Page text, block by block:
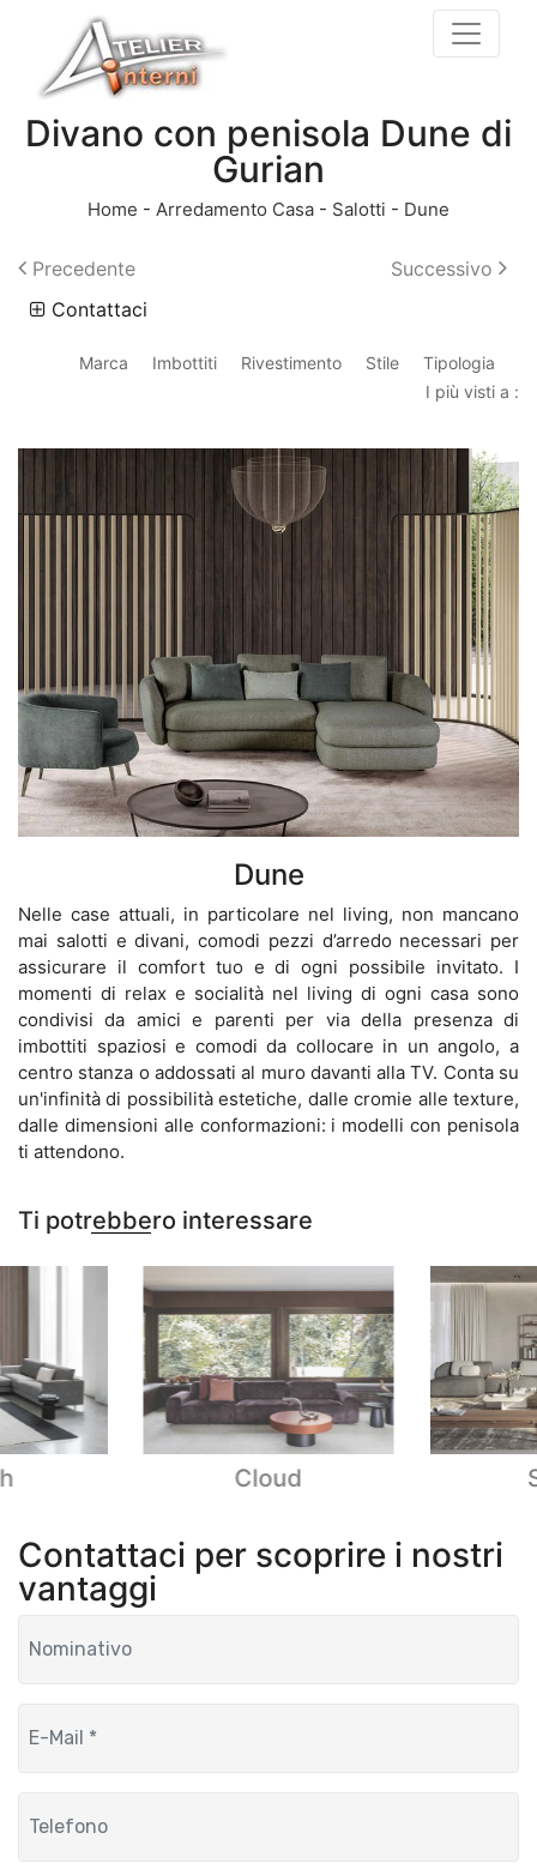
Divano con penisola Dune di
Gurian
Home - Arredamento Casa - Salotti - Dune
Precedente
Successivo
Contattaci
Marca Imbottiti Rivestimento Stile
Tipologia
I più visti a :
Dune
Nelle case attuali, in particolare nel living, non mancano
mai salotti e divani, comodi pezzi d’arredo necessari per
assicurare il comfort tuo e di ogni possibile invitato. I
momenti di relax e socialità nel living di ogni casa sono
condivisi da amici e parenti per via della presenza di
imbottiti spaziosi e comodi da collocare in un angolo, a
centro stanza o addossati al muro davanti alla TV. Conta su
un'infinità di possibilità estetiche, dalle cromie alle texture,
dalle dimensioni alle conformazioni: i modelli con penisola
ti attendono.
Ti potrebbero interessare
Cloud
Contattaci per scoprire i nostri
vantaggi